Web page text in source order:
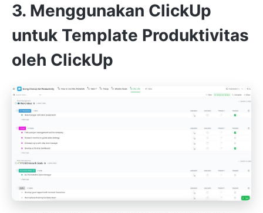
3. Menggunakan ClickUp
untuk Template Produktivitas
oleh ClickUp